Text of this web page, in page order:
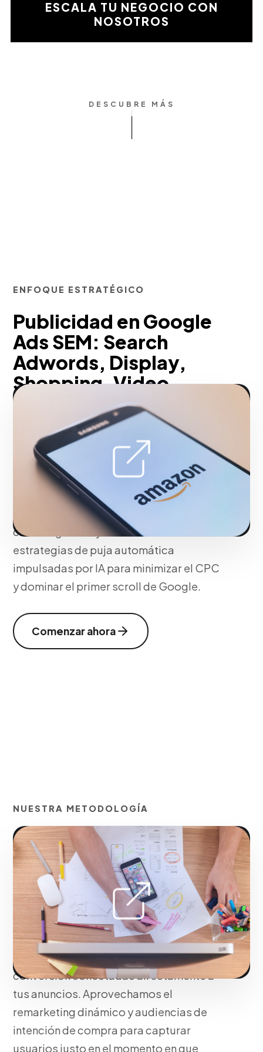
validaciónESCALA TU NEGOCIO CON
NOSOTROS
DESCUBRE MÁS
ENFOQUE ESTRATÉGICO
Publicidad en Google
Ads SEM: Search
Adwords, Display,
Shopping, Video,
Performance y Discovery
Diseñamos arquitecturas de campañas
SEM hipersegmentadas en Search,
Display y Performance Max.
Optimizamos el Quality Score,
gestionamos concordancias de palabras
clave negativas y estructuramos
estrategias de puja automática
impulsadas por IA para minimizar el CPC
y dominar el primer scroll de Google.
Comenzar ahora
NUESTRA METODOLOGÍA
Campañas de red de
búsqueda para capturar
la intención de compra
directa
Maximizamos el ROAS de tu inversión a
través de landing pages de alta
conversión conectadas directamente a
tus anuncios. Aprovechamos el
remarketing dinámico y audiencias de
intención de compra para capturar
usuarios justo en el momento en que